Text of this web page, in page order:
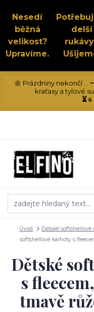
Nesedí
běžná
velikost?
Upravíme.
delší
🌼 Prázdniny nekončí ...
kraťasy a tylové
⏳6
Úvod Dětské softshellové
softshellové kalhoty s
Dětské
s
tmavě